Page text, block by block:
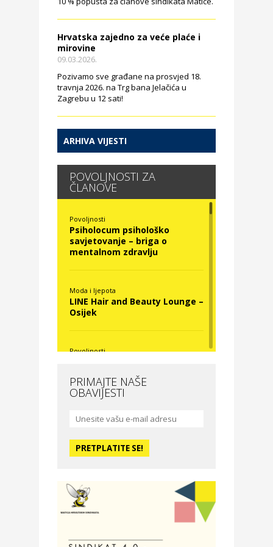
Hrvatska zajedno za veće plaće i
mirovine
09.03.2026.
Pozivamo sve građane na prosvjed 18.
travnja 2026. na Trg bana Jelačića u
Zagrebu u 12 sati!
ARHIVA VIJESTI
POVOLJNOSTI ZA
ČLANOVE
Povoljnosti
Psiholocum psihološko
savjetovanje – briga o
mentalnom zdravlju
Moda i ljepota
LINE Hair and Beauty Lounge –
Osijek
Povoljnosti
Moda i ljepota
studio – Osijek
Zdravlje i osiguranje
PRIMAJTE NAŠE
OBAVIJESTI